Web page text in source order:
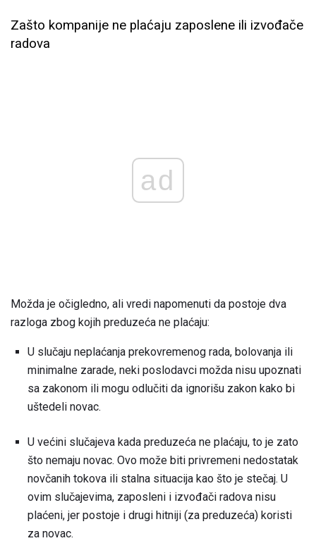
Zašto kompanije ne plaćaju zaposlene ili izvođače
radova
ad
Možda je očigledno, ali vredi napomenuti da postoje dva
razloga zbog kojih preduzeća ne plaćaju:
U slučaju neplaćanja prekovremenog rada, bolovanja ili
minimalne zarade, neki poslodavci možda nisu upoznati
sa zakonom ili mogu odlučiti da ignorišu zakon kako bi
uštedeli novac.
U većini slučajeva kada preduzeća ne plaćaju, to je zato
što nemaju novac. Ovo može biti privremeni nedostatak
novčanih tokova ili stalna situacija kao što je stečaj. U
ovim slučajevima, zaposleni i izvođači radova nisu
plaćeni, jer postoje i drugi hitniji (za preduzeća) koristi
za novac.